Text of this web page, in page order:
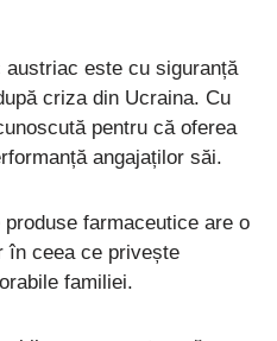
austriac este cu siguranță
criza din Ucraina. Cu
pentru că oferea
angajaților săi.
farmaceutice are o
în ceea ce privește
familiei.